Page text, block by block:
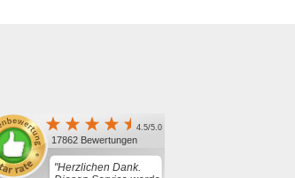
4.5/5.0
17862 Bewertungen
"Herzlichen Dank.